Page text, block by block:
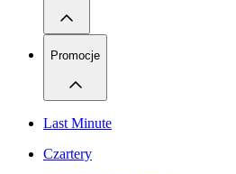
Promocje
Last Minute
Czartery